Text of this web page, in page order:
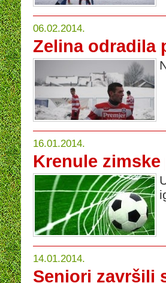
06.02.2014.
Zelina odradila
16.01.2014.
Krenule
14.01.2014.
Seniori završili